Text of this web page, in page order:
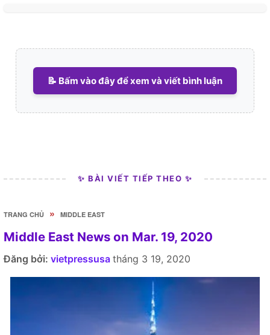
📝 Bấm vào đây để xem và viết bình luận
✨ BÀI VIẾT TIẾP THEO ✨
TRANG CHỦ » MIDDLE EAST
Middle East News on Mar. 19, 2020
Đăng bởi: vietpressusa tháng 3 19, 2020